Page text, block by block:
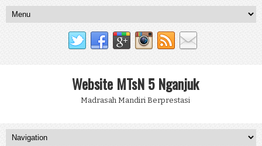
Website MTsN 5 Nganjuk
Madrasah Mandiri Berprestasi